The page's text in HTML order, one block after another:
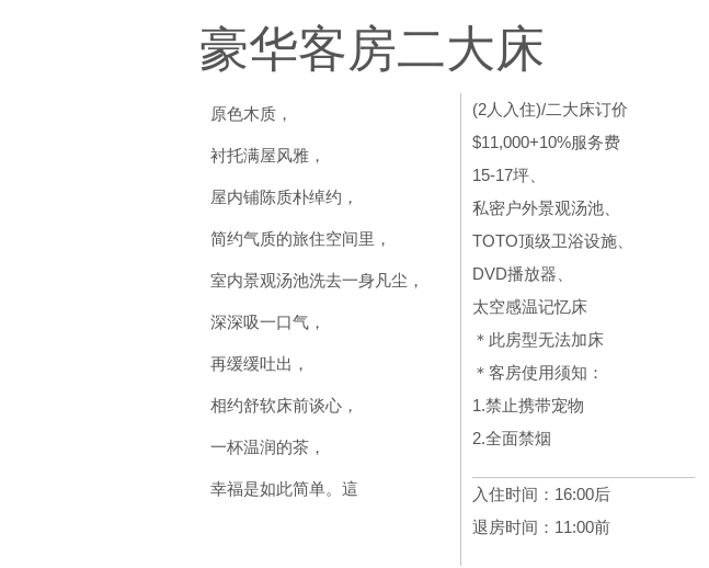
豪华客房二大床
原色木质，
衬托满屋风雅，
屋内铺陈质朴绰约，
简约气质的旅住空间里，
室内景观汤池洗去一身凡尘，
深深吸一口气，
再缓缓吐出，
相约舒软床前谈心，
一杯温润的茶，
幸福是如此简单。 這
(2人入住)/二大床订价
$11,000+10%服务费
15-17坪、
私密户外景观汤池、
TOTO顶级卫浴设施、
DVD播放器、
太空感温记忆床
＊此房型无法加床
＊客房使用须知：
1.禁止携带宠物
2.全面禁烟
入住时间：16:00后
退房时间：11:00前